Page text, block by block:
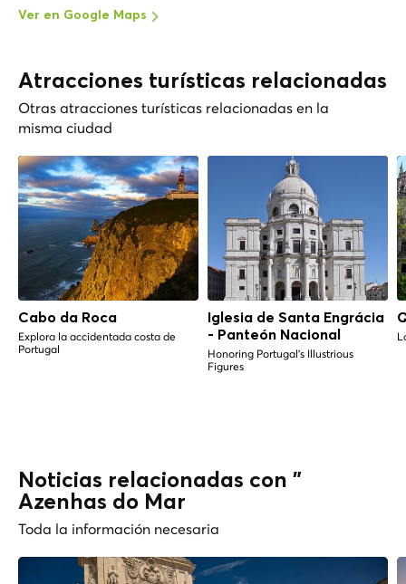
Ver en Google Maps
Atracciones turísticas relacionadas
Otras atracciones turísticas relacionadas en la
misma ciudad
Cabo da Roca
Explora la accidentada costa de
Portugal
Iglesia de Santa Engrácia
- Panteón Nacional
Honoring Portugal's Illustrious
Figures
Noticias relacionadas con "
Azenhas do Mar
Toda la información necesaria